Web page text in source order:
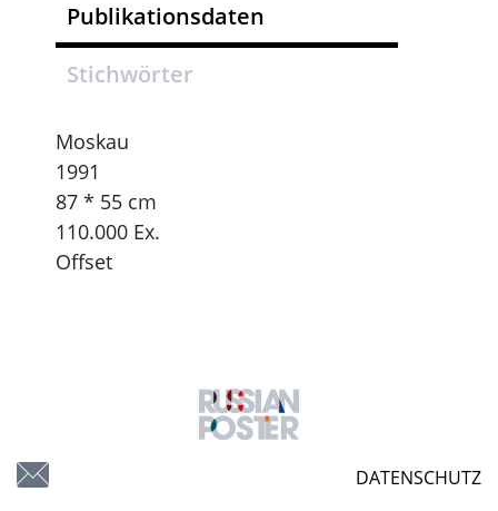
Publikationsdaten
Stichwörter
Moskau
1991
87 * 55 cm
110.000 Ex.
Offset
DATENSCHUTZ